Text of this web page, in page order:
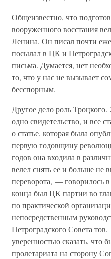
Общеизвестно, что
вооруженного восстания
Ленина. Он писал почти
посылал в ЦК и
письма. Думается, нет
то, что у нас не вызывает
бесспорным.
Другое дело роль Троцкого.
одно свидетельство, и все
о статье, которая была
первую годовщину
годов она входила в
велел снять ее и больше не
переворота, — говорилось
конца был ЦК партии во
по практической
непосредственным
Петроградского Совета
уверенностью сказать, что
пролетариата на сторону